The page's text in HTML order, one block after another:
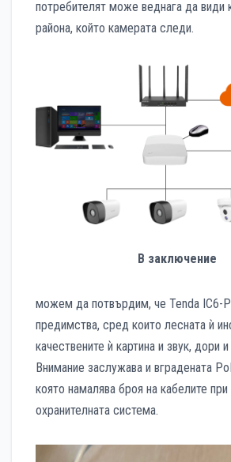
потребителят може веднага да види
района, който камерата следи.
В заключение
можем да потвърдим, че Tenda IC6-
предимства, сред които лесната ѝ
качествените ѝ картина и звук, дори
Внимание заслужава и вградената
която намалява броя на кабелите
охранителната система.